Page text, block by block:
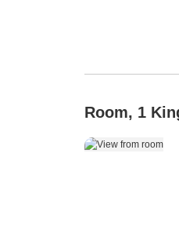
Room, 1